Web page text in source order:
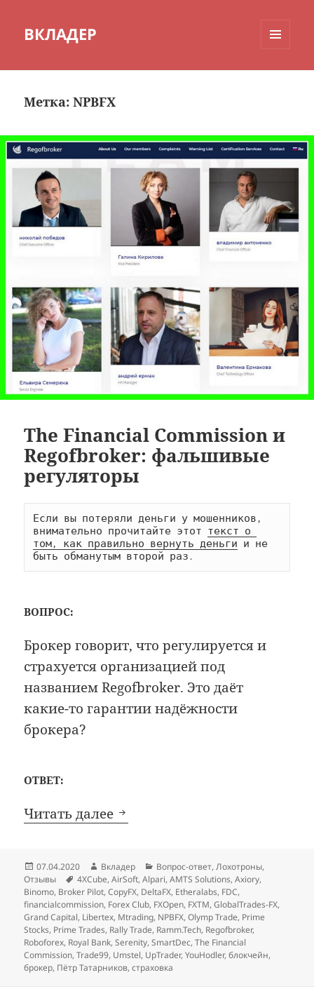
ВКЛАДЕР
Метка:NPBFX
The Financial Commission и
Regofbroker: фальшивые
регуляторы
Если вы потеряли деньги у мошенников,
внимательно прочитайте этот текст о
том, как правильно вернуть деньги и не
быть обманутым второй раз.
ВОПРОС:
Брокер говорит, что регулируется и
страхуется организацией под
названием Regofbroker. Это даёт
какие-то гарантии надёжности
брокера?
ОТВЕТ:
Читать далее The Financial Commission и
Опубликовано
07.04.2020 Автор
Вкладер Рубрики
Вопрос-ответ,Лохотроны,
Отзывы
Метки
4XCube,AirSoft,Alpari,AMTS Solutions,Axiory,
Binomo, Broker Pilot,CopyFX, DeltaFX, Etheralabs, FDC,
financialcommission, Forex Club, FXOpen, FXTM,GlobalTrades-FX,
Grand Capital, Libertex, Mtrading, NPBFX,Olymp Trade, Prime
Stocks, Prime Trades, Rally Trade, Ramm.Tech, Regofbroker,
Roboforex, Royal Bank,Serenity,SmartDec,The Financial
Commission,Trade99, Umstel, UpTrader,YouHodler,блокчейн,
брокер, Пётр Татарников,страховка